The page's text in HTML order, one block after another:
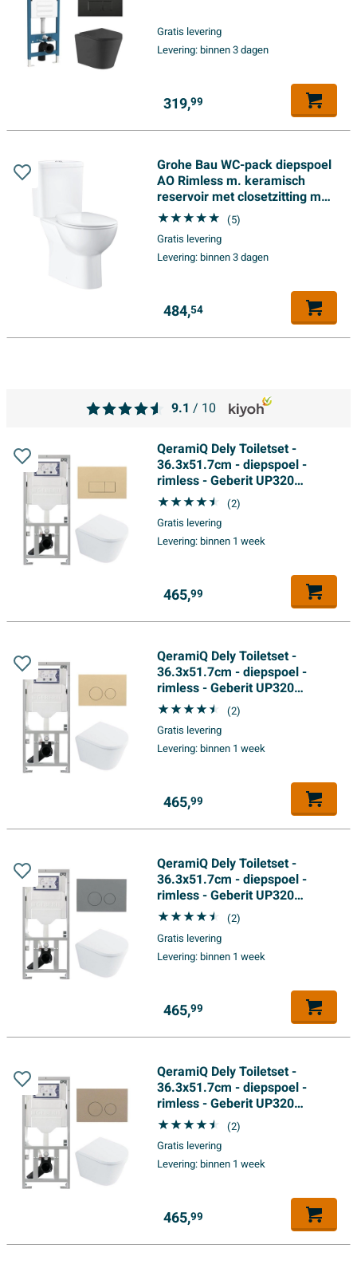
zwart
Gratis levering
Levering:binnen 3 dagen
319,99
Grohe Bau WC-pack diepspoel
AO Rimless m. keramisch
reservoir met closetzitting met
deksel met softclose wit
(5)
Gratis levering
Levering:binnen 3 dagen
484,54
QeramiQ Dely Toiletset -
36.3x51.7cm - diepspoel -
rimless - Geberit UP320
inbouwreservoir - softclose
toilet zitting 35 mm -
bedieningsplaat beige -
rechthoekige knoppen - wit
(2)
Gratis levering
Levering:binnen 1 week
465,99
QeramiQ Dely Toiletset -
36.3x51.7cm - diepspoel -
rimless - Geberit UP320
inbouwreservoir - softclose
toilet zitting 35 mm -
bedieningsplaat beige - ronde
knoppen - wit glans
(2)
Gratis levering
Levering:binnen 1 week
465,99
QeramiQ Dely Toiletset -
36.3x51.7cm - diepspoel -
rimless - Geberit UP320
inbouwreservoir - softclose
toilet zitting 35 mm -
bedieningsplaat licht grijs -
ronde knoppen - wit glans
(2)
Gratis levering
Levering:binnen 1 week
465,99
QeramiQ Dely Toiletset -
36.3x51.7cm - diepspoel -
rimless - Geberit UP320
inbouwreservoir - met Burda
frame - softclose toilet zitting
35 mm - bedieningsplaat taupe
- ronde knoppen - wit glans
(2)
Gratis levering
Levering:binnen 1 week
465,99
9.1 / 10